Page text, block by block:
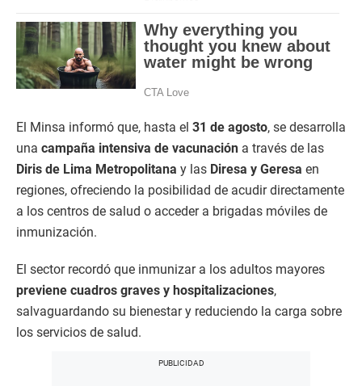
El Minsa informó que, hasta el 31 de agosto, se desarrolla
una campaña intensiva de vacunación a través de las
Diris de Lima Metropolitana y las Diresa y Geresa en
regiones, ofreciendo la posibilidad de acudir directamente
a los centros de salud o acceder a brigadas móviles de
inmunización.
El sector recordó que inmunizar a los adultos mayores
previene cuadros graves y hospitalizaciones,
salvaguardando su bienestar y reduciendo la carga sobre
los servicios de salud.